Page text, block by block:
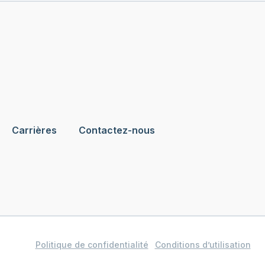
Carrières Contactez-nous
Politique de confidentialité Conditions d’utilisation